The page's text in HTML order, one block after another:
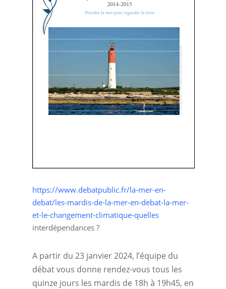
https://www.debatpublic.fr/la-mer-en-
debat/les-mardis-de-la-mer-en-debat-la-mer-
et-le-changement-climatique-quelles
interdépendances ?
A partir du 23 janvier 2024, l’équipe du
débat vous donne rendez-vous tous les
quinze jours les mardis de 18h à 19h45, en